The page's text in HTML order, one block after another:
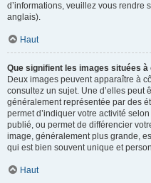
d’informations, veuillez vous rendre
anglais).
Haut
Que signifient les images situées à
Deux images peuvent apparaître à
consultez un sujet. Une d’elles peut
généralement représentée par des
permet d’indiquer votre activité
publié, ou permet de différencier
image, généralement plus grande,
qui est bien souvent unique et
Haut